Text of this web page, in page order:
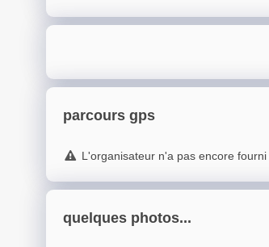
parcours gps
L'organisateur n'a pas encore
quelques photos...